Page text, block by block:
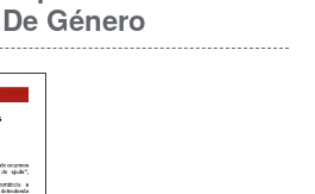
Género